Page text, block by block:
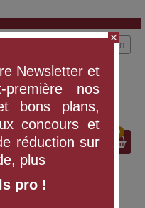
search
Connexion
0
close
Newsletter et
nos
bons plans,
concours et
réduction sur
plus
pro !